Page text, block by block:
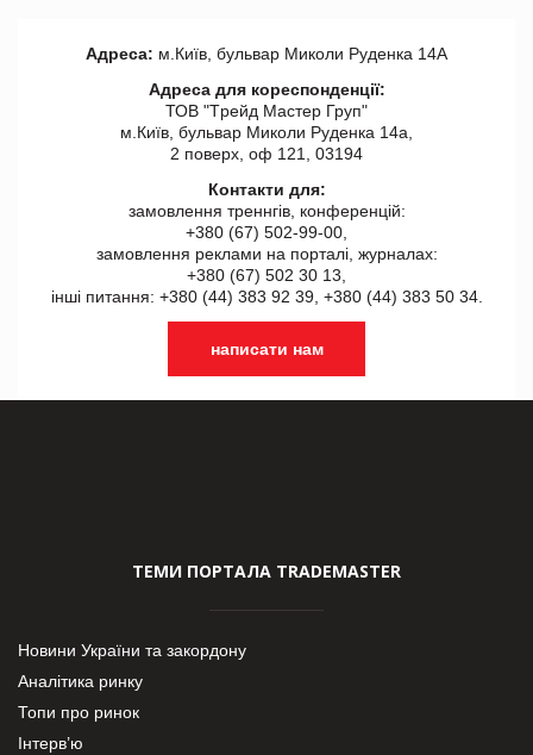
Адреса: м.Київ, бульвар Миколи Руденка 14А
Адреса для кореспонденції:
ТОВ "Tрейд Мастер Груп"
м.Київ, бульвар Миколи Руденка 14а,
2 поверх, оф 121, 03194
Контакти для:
замовлення треннгів, конференцій:
+380 (67) 502-99-00,
замовлення реклами на порталі, журналах:
+380 (67) 502 30 13,
інші питання: +380 (44) 383 92 39, +380 (44) 383 50 34.
написати нам
ТЕМИ ПОРТАЛА TRADEMASTER
Новини України та закордону
Аналітика ринку
Топи про ринок
Інтерв’ю